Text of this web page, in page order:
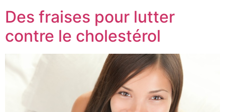
Des fraises pour lutter
contre le cholestérol